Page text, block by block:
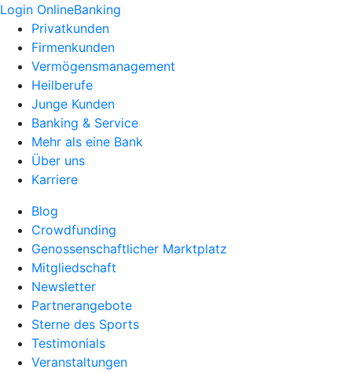
Login OnlineBanking
Privatkunden
Firmenkunden
Vermögensmanagement
Heilberufe
Junge Kunden
Banking & Service
Mehr als eine Bank
Über uns
Karriere
Blog
Crowdfunding
Genossenschaftlicher Marktplatz
Mitgliedschaft
Newsletter
Partnerangebote
Sterne des Sports
Testimonials
Veranstaltungen